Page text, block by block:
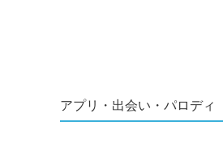
アプリ・出会い・パロディ